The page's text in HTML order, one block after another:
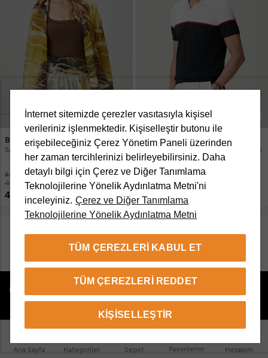
Ana Sayfa Kategoriler Sepet Favorilerim Hesabım
Beymen Club
Sarı Desenli Kruvaze Keten Gömlek
8.950 TL
4.999 TL
4.699 TL
Beymen Club
Lacivert Beyaz Ajur Örgülü Triko Polo
6.950 TL
3.599 TL
2.799 TL
DAHA FAZLA ÜRÜN GÖSTER
Beymen Club Hakkında Müşteri Hizmetleri
İnternet sitemizde çerezler vasıtasıyla kişisel
verileriniz işlenmektedir. Kişiselleştir butonu ile
erişebileceğiniz Çerez Yönetim Paneli üzerinden
her zaman tercihlerinizi belirleyebilirsiniz. Daha
detaylı bilgi için Çerez ve Diğer Tanımlama
Teknolojilerine Yönelik Aydınlatma Metni'ni
inceleyiniz. Çerez ve Diğer Tanımlama
Teknolojilerine Yönelik Aydınlatma Metni
TÜM ÇEREZLERI KABUL ET
TÜM ÇEREZLERI REDDET
KIŞISELLEŞTIR